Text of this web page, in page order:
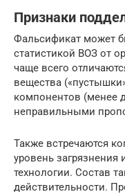
Признаки
Фальсификат может
статистикой ВОЗ от
чаще всего
вещества
компонентов (менее
неправильными
Также встречаются
уровень
технологии. Состав
действительности.